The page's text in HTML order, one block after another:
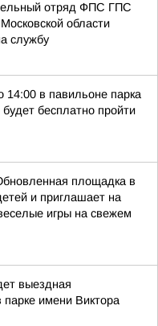
отряд ФПС ГПС
области
службу
14:00 в павильоне парка
бесплатно пройти
площадка в
и приглашает на
игры на свежем
выездная
парке имени Виктора